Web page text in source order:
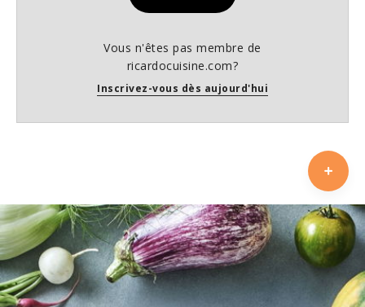
Vous n'êtes pas membre de
ricardocuisine.com?
Inscrivez-vous dès aujourd'hui